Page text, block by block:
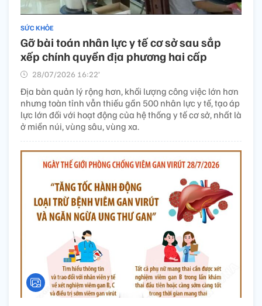
SỨC KHỎE
Gỡ bài toán nhân lực y tế cơ sở sau sắp
xếp chính quyền địa phương hai cấp
28/07/2026 16:22’
Địa bàn quản lý rộng hơn, khối lượng công việc lớn hơn
nhưng toàn tỉnh vẫn thiếu gần 500 nhân lực y tế, tạo áp
lực lớn đối với hoạt động của hệ thống y tế cơ sở, nhất là
ở miền núi, vùng sâu, vùng xa.